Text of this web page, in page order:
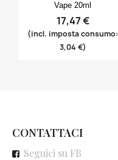
Vape 20ml
17,47 €
(incl. imposta consumo:
3,04 €)
CONTATTACI
Seguici su FB